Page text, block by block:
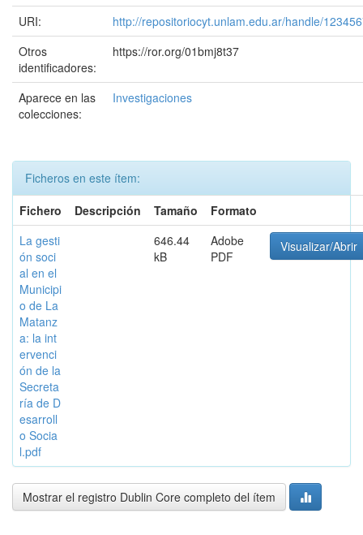
URI:
http://repositoriocyt.unlam.edu.ar/handle/
Otros
identificadores:
https://ror.org/01bmj8t37
Aparece en las
colecciones:
Investigaciones
Ficheros en este ítem:
Fichero
Descripción Tamaño
Formato
La gesti
ón soci
al en el
Municipi
o de La
Matanz
a: la int
ervenci
ón de la
Secreta
ría de D
esarroll
o Socia
l.pdf
646.44
kB
Adobe
PDF
Visualizar/Abrir
Mostrar el registro Dublin Core completo del ítem